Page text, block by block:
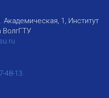
Академическая, 1, Институт
ВолгГТУ
48-13